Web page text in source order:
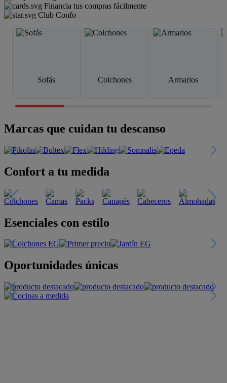
Financia tus compras fácilmente
Club Confo
Sofás Colchones Armarios
Marcas que cuidan tu descanso
Confort a tu medida
Esenciales con estilo
Oportunidades únicas